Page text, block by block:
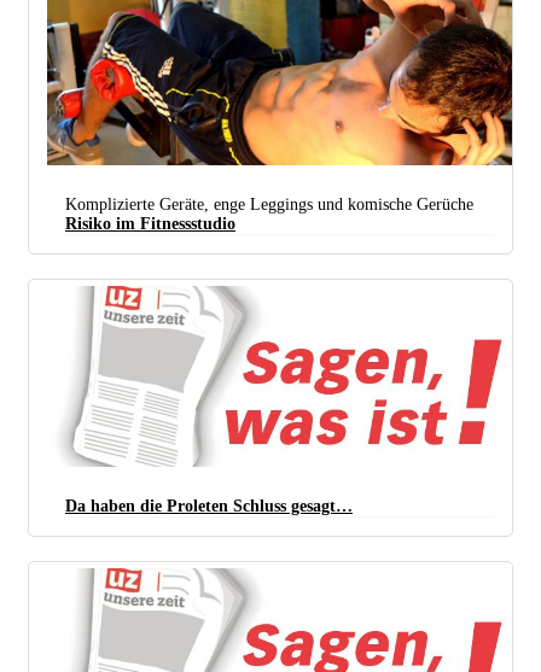
Risiko Im Fitnessstudio
Komplizierte Geräte, enge Leggings und komische Gerüche
Risiko im Fitnessstudio
Da haben die Proleten Schluss gesagt…